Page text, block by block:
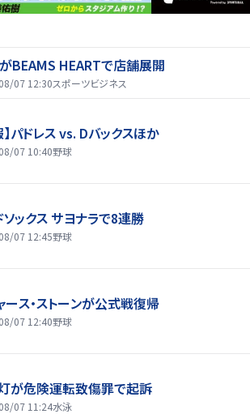
BEAMS HEARTで店舗展開
07 12:30スポーツビジネス
】パドレス vs. Dバックスほか
07 10:40野球
ソックス サヨナラで8連勝
07 12:45野球
ース・ストーンが公式戦復帰
07 12:40野球
が危険運転致傷罪で起訴
07 11:24水泳